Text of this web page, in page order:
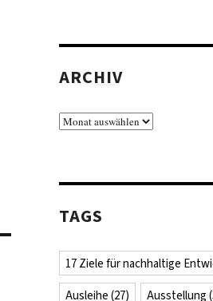
ARCHIV
Archiv
TAGS
17 Ziele für nachhaltige
Ausleihe (27) Ausstellung